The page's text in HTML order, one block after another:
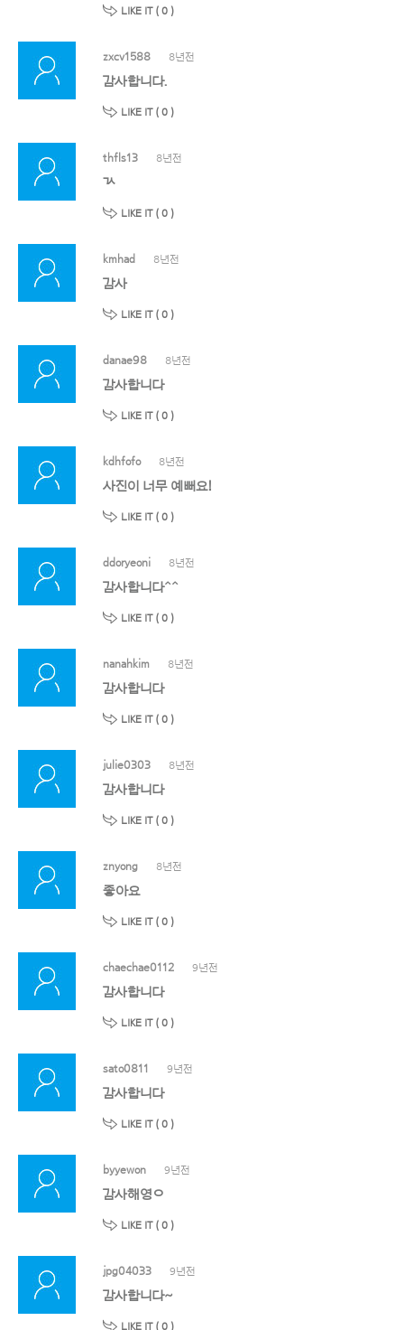
LIKE IT ( 0 )
zxcv1588 8년전
감사합니다.
LIKE IT ( 0 )
thfls13 8년전
ㄳ
LIKE IT ( 0 )
kmhad 8년전
감사
LIKE IT ( 0 )
danae98 8년전
감사합니다
LIKE IT ( 0 )
kdhfofo 8년전
사진이 너무 예뻐요!
LIKE IT ( 0 )
ddoryeoni 8년전
감사합니다^^
LIKE IT ( 0 )
nanahkim 8년전
감사합니다
LIKE IT ( 0 )
julie0303 8년전
감사합니다
LIKE IT ( 0 )
znyong 8년전
좋아요
LIKE IT ( 0 )
chaechae0112 9년전
감사합니다
LIKE IT ( 0 )
sato0811 9년전
감사합니다
LIKE IT ( 0 )
byyewon 9년전
감사해영ㅇ
LIKE IT ( 0 )
jpg04033 9년전
감사합니다~
LIKE IT ( 0 )